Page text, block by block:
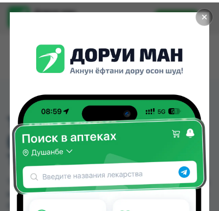
✕
Доруи ман
Установить
THOMAPYRIN INTENSIV
(ЗОМАПИРИН)№ 20
ТАБ
THOMAPYRIN INTENSIV (ЗОМАПИРИН)№ 20 ТАБ
можно купить или заказать в аптеках, Дорухона